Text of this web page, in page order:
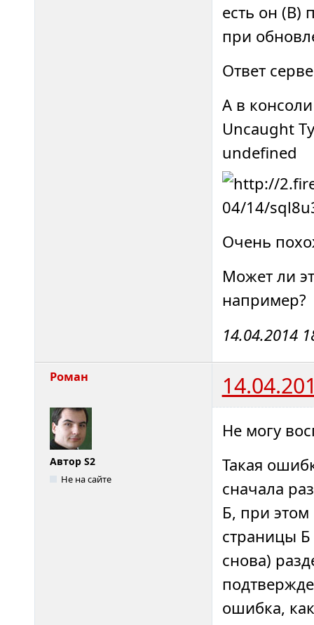
есть он (B)
при
Ответ
А в
Uncaught
undefined
Очень
Может ли
например?
14.04.2014
Роман
Автор S2
Не на сайте
Не могу
Такая
сначала
Б, при этом
страницы Б
снова)
ошибка,